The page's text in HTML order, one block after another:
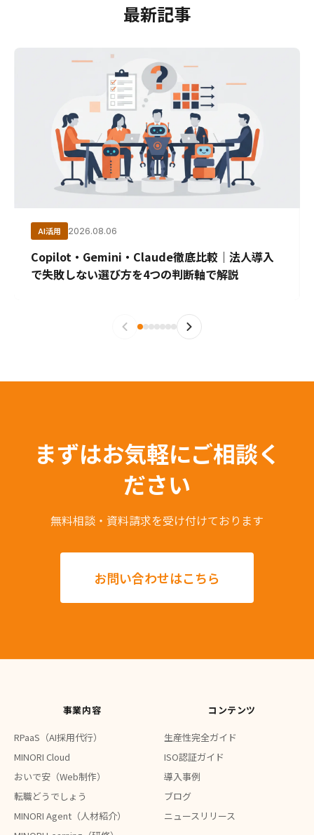
最新記事
AI活用 2026.08.06
Copilot・Gemini・Claude徹底比較｜法人導入
で失敗しない選び方を4つの判断軸で解説
まずはお気軽にご相談く
ださい
無料相談・資料請求を受け付けております
お問い合わせはこちら
事業内容
RPaaS（AI採用代行）
MINORI Cloud
おいで安（Web制作）
転職どうでしょう
MINORI Agent（人材紹介）
コンテンツ
生産性完全ガイド
ISO認証ガイド
導入事例
ブログ
ニュースリリース